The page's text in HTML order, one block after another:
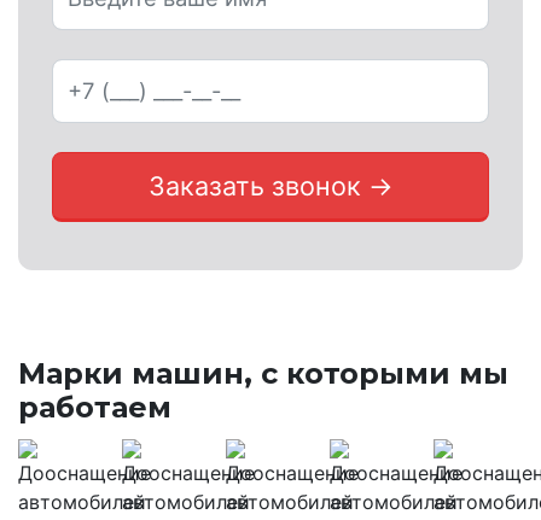
Заказать звонок →
Марки машин, с которыми мы
работаем